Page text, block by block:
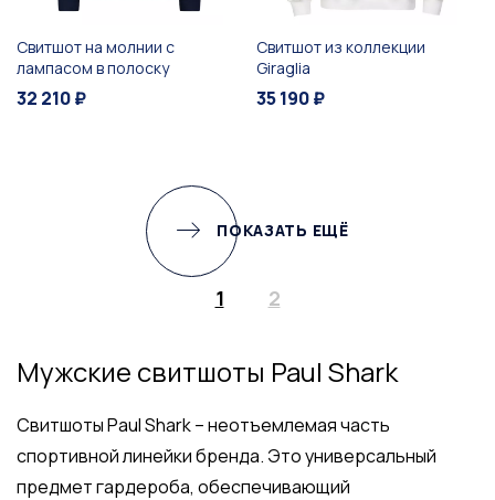
Свитшот на молнии с
лампасом в полоску
32 210 ₽
Свитшот из коллекции
Giraglia
35 190 ₽
ПОКАЗАТЬ ЕЩЁ
1 2
Мужские свитшоты Paul Shark
Свитшоты Paul Shark – неотъемлемая часть
спортивной линейки бренда. Это универсальный
предмет гардероба, обеспечивающий